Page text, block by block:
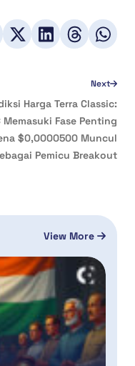
Next
Harga Terra Classic:
Memasuki Fase Penting
$0,0000500 Muncul
Pemicu Breakout
View More